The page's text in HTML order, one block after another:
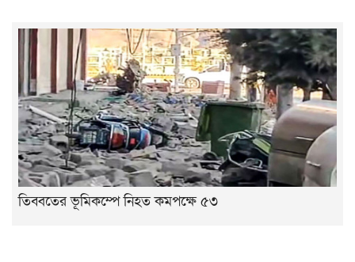
তিব্বতের ভূমিকম্পে নিহত কমপক্ষে ৫৩